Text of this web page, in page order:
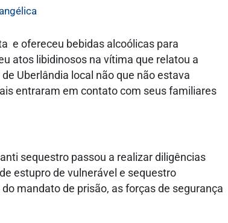
e ofereceu bebidas alcoólicas para
atos libidinosos na vítima que relatou a
Uberlândia local não que não estava
entraram em contato com seus familiares
sequestro passou a realizar diligências
estupro de vulnerável e sequestro
mandato de prisão, as forças de segurança